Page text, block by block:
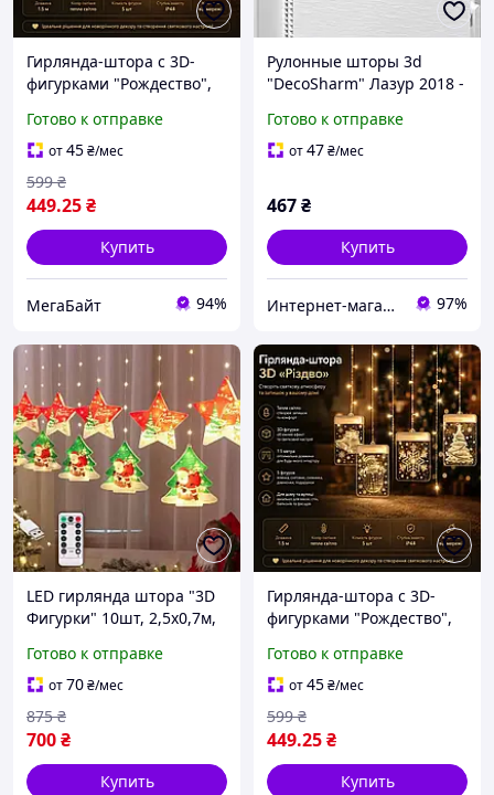
Гирлянда-штора с 3D-
фигурками "Рождество",
фигур, для новогоднего
декора и уюта
Готово к отправке
от45₴/мес
449.25₴
599 ₴
Купить
МегаБайт 94%
Рулонные шторы 3d
"DecoSharm" Лазур 2018 -
Готово к отправке
от47₴/мес
467₴
Купить
Интернет-магазин «Марко» 97%
LED гирлянда штора "3D
Фигурки" 10шт, 2,5х0,7м,
белый Зірка/Ялинка
Готово к отправке
от70₴/мес
700₴
875 ₴
Купить
Гирлянда-штора с 3D-
фигурками "Рождество",
фигур, для новогоднего
декора и уюта
Готово к отправке
от45₴/мес
449.25₴
599 ₴
Купить